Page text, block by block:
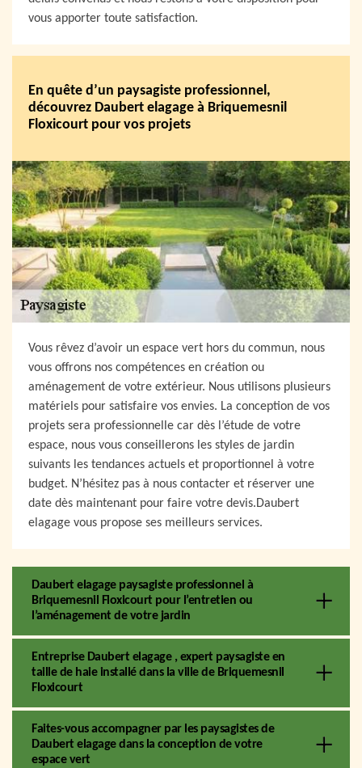
vous apporter toute satisfaction.
En quête d’un paysagiste professionnel,
découvrez Daubert elagage à Briquemesnil
Floxicourt pour vos projets
Vous rêvez d’avoir un espace vert hors du commun, nous
vous offrons nos compétences en création ou
aménagement de votre extérieur. Nous utilisons plusieurs
matériels pour satisfaire vos envies. La conception de vos
projets sera professionnelle car dès l’étude de votre
espace, nous vous conseillerons les styles de jardin
suivants les tendances actuels et proportionnel à votre
budget. N’hésitez pas à nous contacter et réserver une
date dès maintenant pour faire votre devis.Daubert
elagage vous propose ses meilleurs services.
Daubert elagage paysagiste professionnel à
Briquemesnil Floxicourt pour l’entretien ou
l’aménagement de votre jardin
Entreprise Daubert elagage , expert paysagiste en
taille de haie installé dans la ville de Briquemesnil
Floxicourt
Faites-vous accompagner par les paysagistes de
Daubert elagage dans la conception de votre
espace vert